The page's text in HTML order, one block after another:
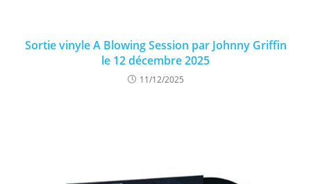
Sortie vinyle A Blowing Session par Johnny Griffin
le 12 décembre 2025
11/12/2025